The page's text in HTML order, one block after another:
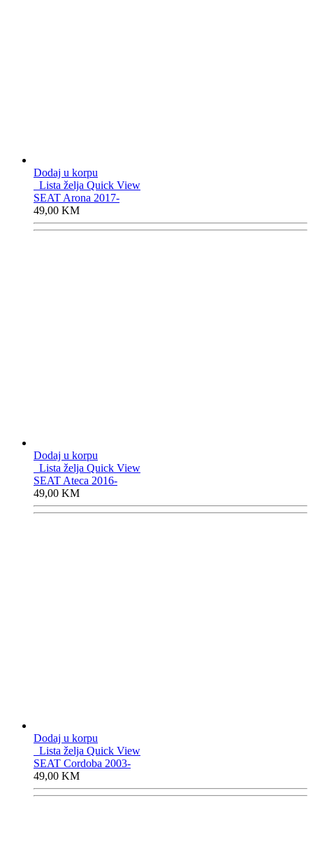
Dodaj u korpu
Lista želja Quick View
SEAT Arona 2017-
49,00 KM
Dodaj u korpu
Lista želja Quick View
SEAT Ateca 2016-
49,00 KM
Dodaj u korpu
Lista želja Quick View
SEAT Cordoba 2003-
49,00 KM